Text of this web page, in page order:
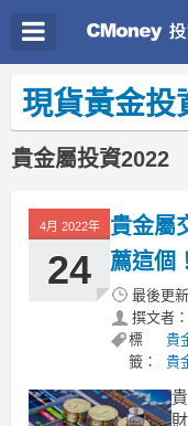
現貨黃金投
貴金屬投資2022
4月 2022年
24
貴金屬
薦這個！
最後更
撰文者
標
籤：
貴
貴